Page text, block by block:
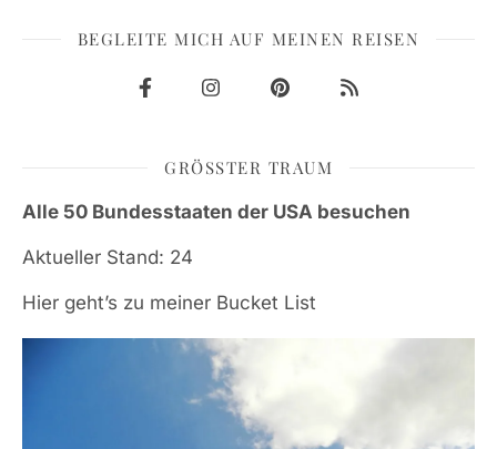
BEGLEITE MICH AUF MEINEN REISEN
GRÖSSTER TRAUM
Alle 50 Bundesstaaten der USA besuchen
Aktueller Stand: 24
Hier geht’s zu meiner Bucket List